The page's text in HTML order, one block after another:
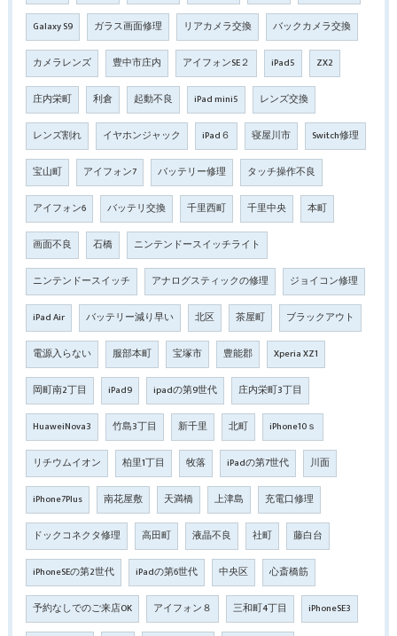
Galaxy S9 ガラス画面修理 リアカメラ交換 バックカメラ交換
カメラレンズ 豊中市庄内 アイフォンSE２ iPad5 ZX2
庄内栄町 利倉 起動不良 iPad mini5 レンズ交換
レンズ割れ イヤホンジャック iPad６ 寝屋川市 Switch修理
宝山町 アイフォン7 バッテリー修理 タッチ操作不良
アイフォン6 バッテリ交換 千里西町 千里中央 本町
画面不良 石橋 ニンテンドースイッチライト
ニンテンドースイッチ アナログスティックの修理 ジョイコン修理
iPad Air バッテリー減り早い 北区 茶屋町 ブラックアウト
電源入らない 服部本町 宝塚市 豊能郡 Xperia XZ1
岡町南2丁目 iPad9 ipadの第9世代 庄内栄町3丁目
HuaweiNova3 竹島3丁目 新千里 北町 iPhone10ｓ
リチウムイオン 柏里1丁目 牧落 iPadの第7世代 川面
iPhone7Plus 南花屋敷 天満橋 上津島 充電口修理
ドックコネクタ修理 高田町 液晶不良 社町 藤白台
iPhoneSEの第2世代 iPadの第6世代 中央区 心斎橋筋
予約なしでのご来店OK アイフォン８ 三和町4丁目 iPhoneSE3